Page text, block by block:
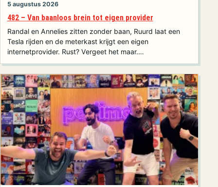
5 augustus 2026
482 – Van baanloos brein tot eigen provider
Randal en Annelies zitten zonder baan, Ruurd laat een
Tesla rijden en de meterkast krijgt een eigen
internetprovider. Rust? Vergeet het maar.…